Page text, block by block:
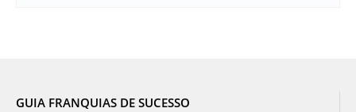
GUIA FRANQUIAS DE SUCESSO